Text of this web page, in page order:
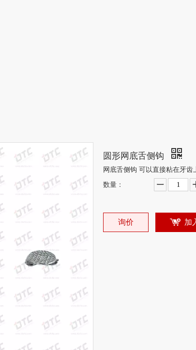
圆形网底舌侧钩
网底舌侧钩 可以直接粘在牙齿
数量：
询价 加